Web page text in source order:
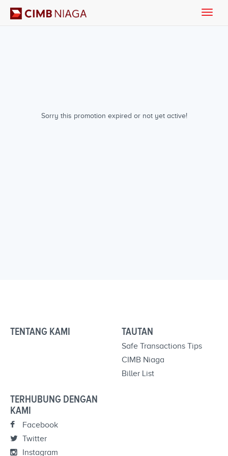
Sorry this promotion expired or not yet active!
Toggle
TENTANG KAMI TAUTAN
Safe Transactions Tips
CIMB Niaga
Biller List
TERHUBUNG DENGAN
KAMI
Facebook
Twitter
Instagram